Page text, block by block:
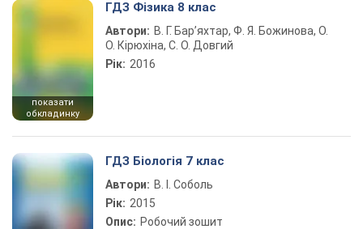
показати
обкладинку
ГДЗ Фізика 8 клас
Автори: В. Г. Бар’яхтар, Ф. Я. Божинова, О.
О. Кірюхіна, С. О. Довгий
Рік: 2016
ГДЗ Біологія 7 клас
Автори: В. І. Соболь
Рік: 2015
Опис: Робочий зошит